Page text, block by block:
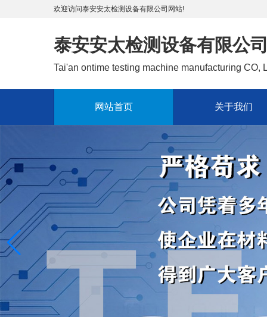
欢迎访问泰安安太检测设备有限公司网站!
泰安安太检测设备有限公
Tai'an ontime testing machine manufacturing CO,
网站首页 关于我们